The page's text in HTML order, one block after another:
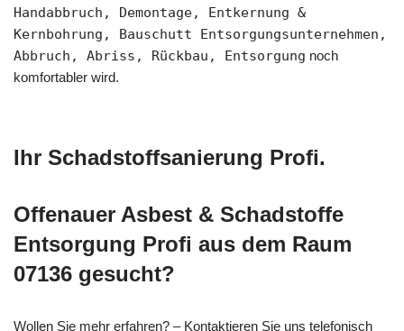
Handabbruch, Demontage, Entkernung &
Kernbohrung, Bauschutt Entsorgungsunternehmen,
Abbruch, Abriss, Rückbau, Entsorgung noch
komfortabler wird.
Ihr Schadstoffsanierung Profi.
Offenauer Asbest & Schadstoffe
Entsorgung Profi aus dem Raum
07136 gesucht?
Wollen Sie mehr erfahren? – Kontaktieren Sie uns telefonisch